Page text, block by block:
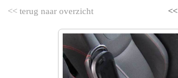
<< terug naar overzicht